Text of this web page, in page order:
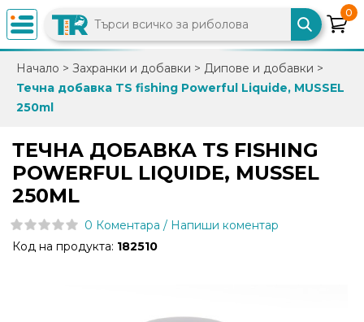
×
0882
892
info@trfish.com
Вход
0
Начало > Захранки и добавки > Дипове и добавки >
Течна добавка TS fishing Powerful Liquide, MUSSEL
250ml
ТЕЧНА ДОБАВКА TS FISHING
POWERFUL LIQUIDE, MUSSEL
250ML
0 Коментара / Напиши коментар
Код на продукта: 182510